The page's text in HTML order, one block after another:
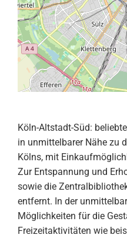
Köln-Altstadt-Süd:
in unmittelbarer Nähe zu
Kölns, mit
Zur Entspannung und
sowie die
entfernt. In der
Möglichkeiten für die
Freizeitaktivitäten wie